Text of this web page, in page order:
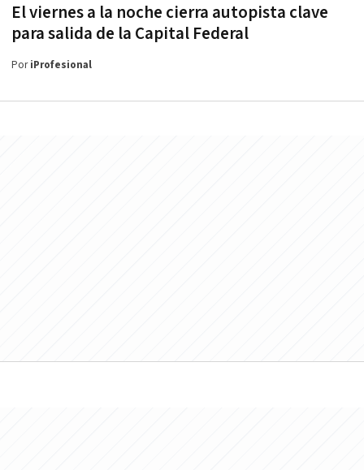
El viernes a la noche cierra autopista clave
para salida de la Capital Federal
PoriProfesional